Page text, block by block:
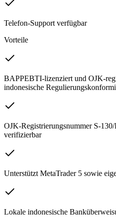
Telefon-Support verfügbar
Vorteile
BAPPEBTI-lizenziert und OJK-
indonesische
OJK-Registrierungsnummer S-
verifizierbar
Unterstützt MetaTrader 5 sowie
Lokale indonesische